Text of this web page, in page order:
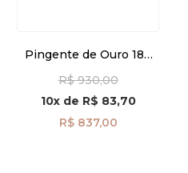
Pingente de Ouro 18k
pi24509
R$ 930,00
10xde R$ 83,70
R$ 837,00